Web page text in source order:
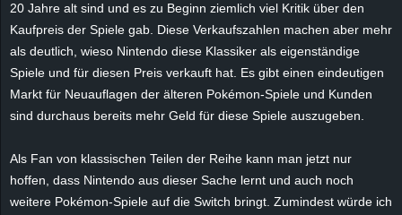
20 Jahre alt sind und es zu Beginn ziemlich viel Kritik über den
Kaufpreis der Spiele gab. Diese Verkaufszahlen machen aber mehr
als deutlich, wieso Nintendo diese Klassiker als eigenständige
Spiele und für diesen Preis verkauft hat. Es gibt einen eindeutigen
Markt für Neuauflagen der älteren Pokémon-Spiele und Kunden
sind durchaus bereits mehr Geld für diese Spiele auszugeben.
Als Fan von klassischen Teilen der Reihe kann man jetzt nur
hoffen, dass Nintendo aus dieser Sache lernt und auch noch
weitere Pokémon-Spiele auf die Switch bringt. Zumindest würde ich